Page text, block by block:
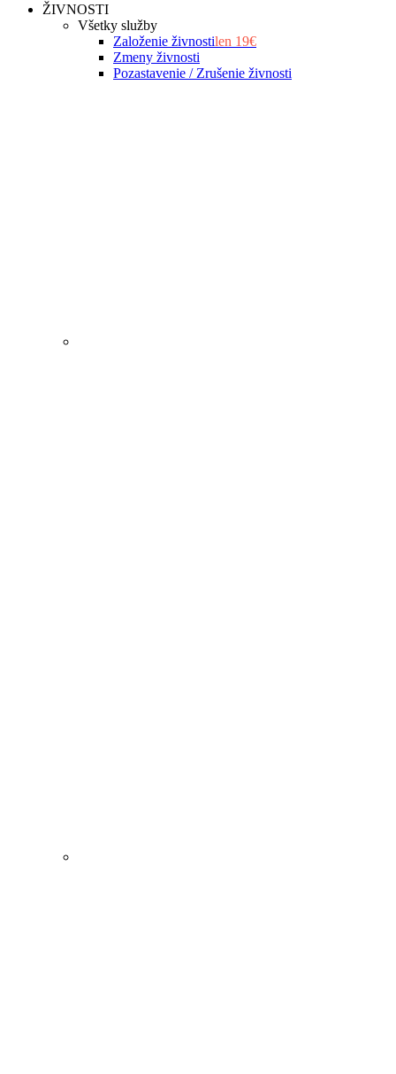
ŽIVNOSTI
Všetky služby
Založenie živnostilen 19€
Zmeny živnosti
Pozastavenie / Zrušenie živnosti